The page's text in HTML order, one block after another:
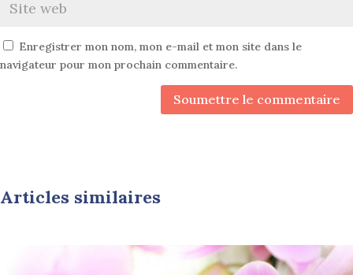
Enregistrer mon nom, mon e-mail et mon site dans le
navigateur pour mon prochain commentaire.
Soumettre le commentaire
Articles similaires